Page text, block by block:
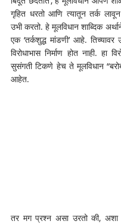
गृहित धरतो आणि त्यातून तर्क
उभी करतो. हे मूलविधान शाब्दिक
एक ‘तर्कशुद्ध मांडणी’ आहे. तिच्यावर
विरोधाभास निर्माण होत नाही. हा
सुसंगती टिकणे हेच ते मूलविधान
आहेत.
तर मग प्रश्न असा उरतो की, अशा